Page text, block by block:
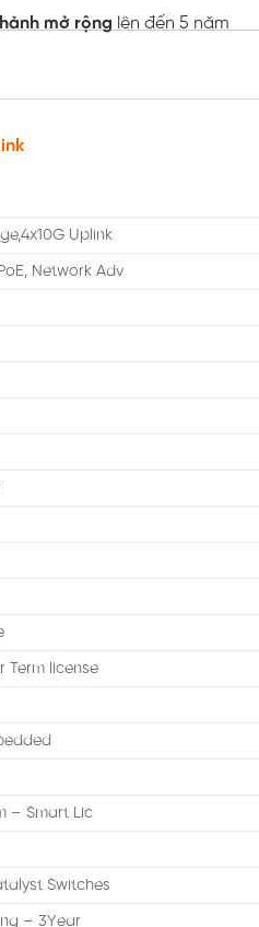
mở rộng lên đến 5 năm
Uplink
Network Adv
Term license
– Smart Lic
Switches
– 3Year